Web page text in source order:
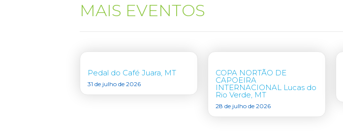
MAIS EVENTOS
Pedal do Café Juara, MT
31 de julho de 2026
COPA NORTÃO DE
CAPOEIRA
INTERNACIONAL Lucas do
Rio Verde, MT
28 de julho de 2026